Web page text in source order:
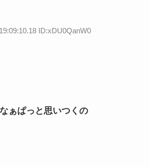
ID:xDU0QanW0
ぁぱっと思いつくの